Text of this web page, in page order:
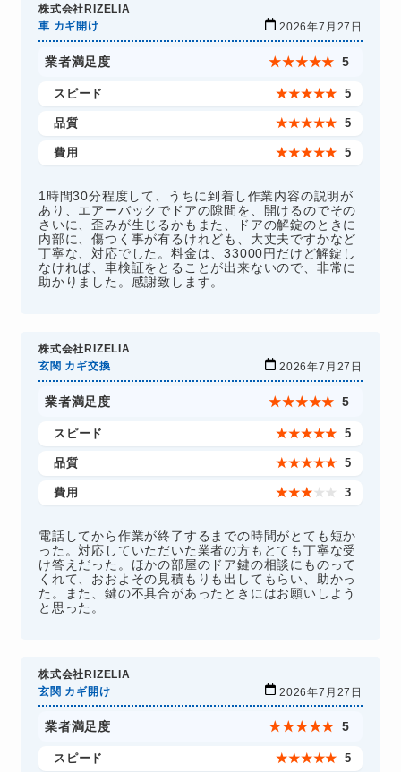
株式会社RIZELIA
車 カギ開け
2026年7月27日
業者満足度 ★★★★★ 5
スピード ★★★★★ 5
品質 ★★★★★ 5
費用 ★★★★★ 5
1時間30分程度して、うちに到着し作業内容の説明が
あり、エアーバックでドアの隙間を、開けるのでその
さいに、歪みが生じるかもまた、ドアの解錠のときに
内部に、傷つく事が有るけれども、大丈夫ですかなど
丁寧な、対応でした。料金は、33000円だけど解錠し
なければ、車検証をとることが出来ないので、非常に
助かりました。感謝致します。
株式会社RIZELIA
玄関 カギ交換
2026年7月27日
業者満足度 ★★★★★ 5
スピード ★★★★★ 5
品質 ★★★★★ 5
費用 ★★★ ★ ★ 3
電話してから作業が終了するまでの時間がとても短か
った。対応していただいた業者の方もとても丁寧な受
け答えだった。ほかの部屋のドア鍵の相談にものって
くれて、おおよその見積もりも出してもらい、助かっ
た。また、鍵の不具合があったときにはお願いしよう
と思った。
株式会社RIZELIA
玄関 カギ開け
2026年7月27日
業者満足度 ★★★★★ 5
スピード ★★★★★ 5